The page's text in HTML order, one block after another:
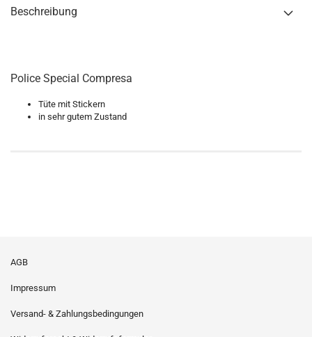
Beschreibung
Police Special Compresa
Tüte mit Stickern
in sehr gutem Zustand
AGB
Impressum
Versand- & Zahlungsbedingungen